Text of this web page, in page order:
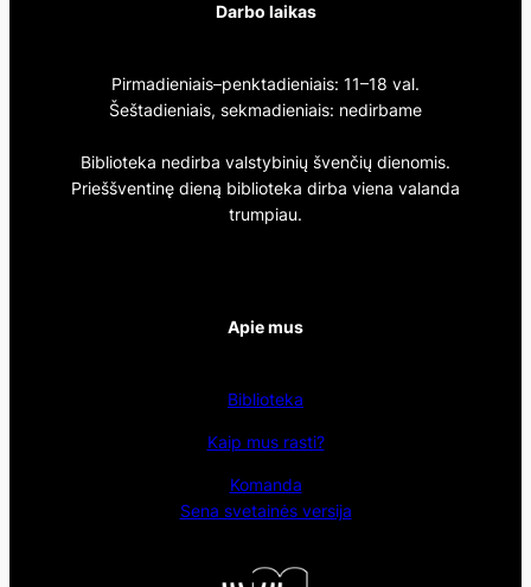
Darbo laikas
Pirmadieniais–penktadieniais: 11–18 val.
Šeštadieniais, sekmadieniais: nedirbame
Biblioteka nedirba valstybinių švenčių dienomis.
Prieššventinę dieną biblioteka dirba viena valanda
trumpiau.
Apie mus
Biblioteka
Kaip mus rasti?
Komanda
Sena svetainės versija